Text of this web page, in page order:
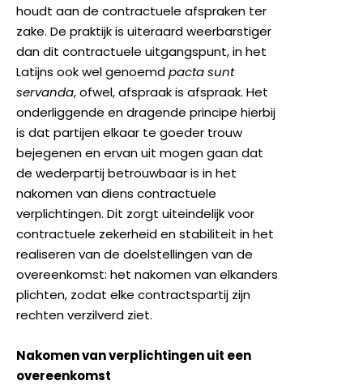
houdt aan de contractuele afspraken ter
zake. De praktijk is uiteraard weerbarstiger
dan dit contractuele uitgangspunt, in het
Latijns ook wel genoemdpacta sunt
servanda, ofwel, afspraak is afspraak. Het
onderliggende en dragende principe hierbij
is dat partijen elkaar te goeder trouw
bejegenen en ervan uit mogen gaan dat
de wederpartij betrouwbaar is in het
nakomen van diens contractuele
verplichtingen. Dit zorgt uiteindelijk voor
contractuele zekerheid en stabiliteit in het
realiseren van de doelstellingen van de
overeenkomst: het nakomen van elkanders
plichten, zodat elke contractspartij zijn
rechten verzilverd ziet.
Nakomen van verplichtingen uit een
overeenkomst